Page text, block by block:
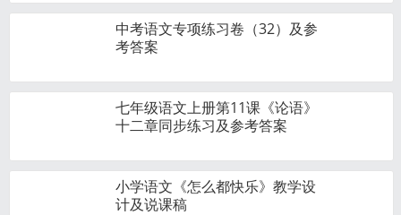
中考语文专项练习卷（32）及参
考答案
七年级语文上册第11课《论语》
十二章同步练习及参考答案
小学语文《怎么都快乐》教学设
计及说课稿